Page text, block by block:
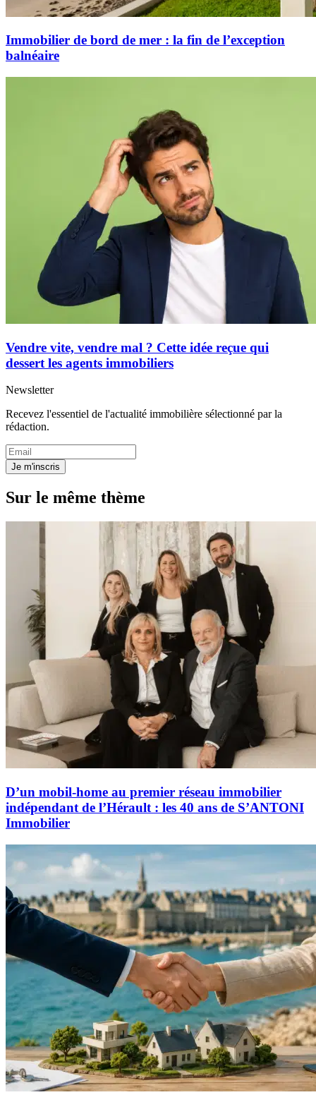
Immobilier de bord de mer : la fin de l’exception
balnéaire
Vendre vite, vendre mal ? Cette idée reçue qui
dessert les agents immobiliers
Newsletter
Recevez l'essentiel de l'actualité immobilière sélectionné par la
rédaction.
Je m'inscris
Sur le même thème
D’un mobil-home au premier réseau immobilier
indépendant de l’Hérault : les 40 ans de S’ANTONI
Immobilier